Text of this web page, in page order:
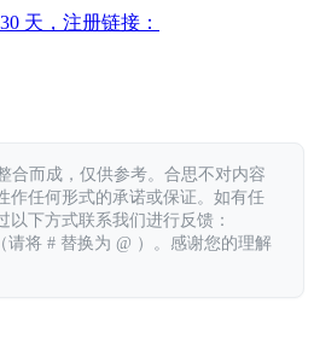
天，注册链接：
合而成，仅供参考。合思不对内容
作任何形式的承诺或保证。如有任
下方式联系我们进行反馈：
请将 # 替换为 @ ）。感谢您的理解